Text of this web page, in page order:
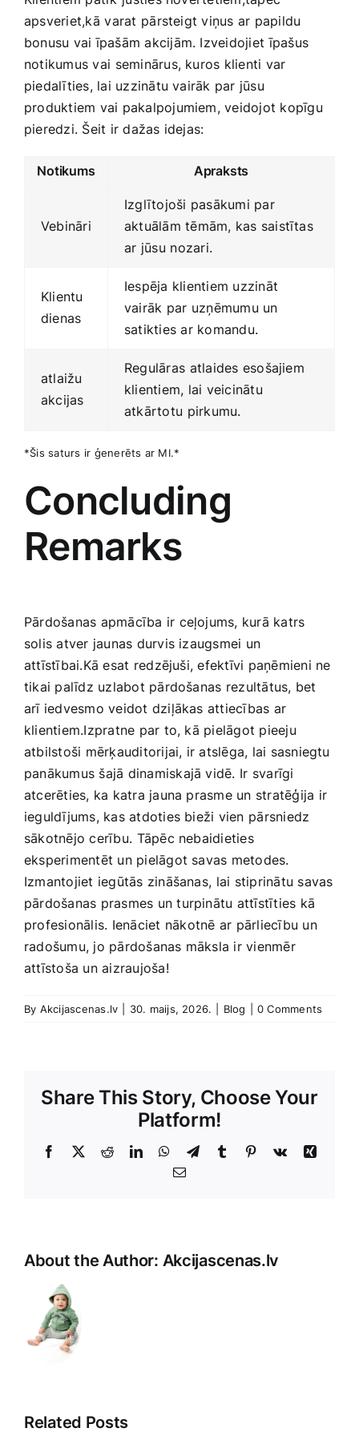
apsveriet,kā⁢ varat⁤ pārsteigt viņus ar papildu
bonusu vai īpašām ‍akcijām. Izveidojiet ⁢īpašus
notikumus vai ⁢seminārus, kuros klienti var
piedalīties, lai uzzinātu vairāk par jūsu
produktiem vai pakalpojumiem, veidojot kopīgu
pieredzi. Šeit ir dažas idejas:
Notikums Apraksts
Vebināri
Izglītojoši​ pasākumi ‍par
aktuālām tēmām, kas saistītas
⁣ar jūsu ⁣nozari.
Klientu⁤
dienas
Iespēja klientiem uzzināt
vairāk par⁣ uzņēmumu un
satikties ar komandu.
atlaižu
akcijas
Regulāras ⁣atlaides esošajiem⁤
klientiem,‌ lai veicinātu⁣
atkārtotu ⁢pirkumu.
*Šis saturs ir ģenerēts ar MI.*
Concluding
Remarks
Pārdošanas apmācība ir ceļojums, kurā katrs
solis atver jaunas ‌durvis ​izaugsmei⁣ un
attīstībai.Kā esat ⁢redzējuši, efektīvi ​paņēmieni ne‌
tikai ​palīdz uzlabot ‍pārdošanas ⁣rezultātus, bet⁢
arī iedvesmo veidot dziļākas attiecības ar
klientiem.Izpratne par to, kā pielāgot​ pieeju
atbilstoši mērķauditorijai,‌ ir atslēga, lai sasniegtu
panākumus šajā dinamiskajā vidē. Ir⁣ svarīgi
atcerēties, ka katra jauna prasme un ‍stratēģija ir
ieguldījums, kas atdoties bieži vien⁢ pārsniedz
sākotnējo cerību. ⁢Tāpēc nebaidieties⁢
eksperimentēt un pielāgot savas metodes.
Izmantojiet iegūtās zināšanas,⁣ lai stiprinātu savas
pārdošanas prasmes un turpinātu attīstīties kā
profesionālis. Ienāciet ⁢nākotnē ar pārliecību un
radošumu, jo pārdošanas​ māksla ir‍ vienmēr
attīstoša un aizraujoša!
By Akcijascenas.lv 30. maijs, 2026. Blog 0 Comments
Share This Story, Choose Your
Platform!
Facebook
X RedditLinkedInWhatsApp
TelegramTumblr Pinterest
Vk
Xing
E-
About the Author: Akcijascenas.lv
Related Posts